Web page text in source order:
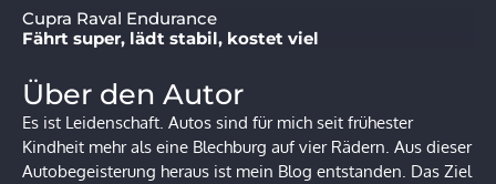
Cupra Raval Endurance
Fährt super, lädt stabil, kostet viel
Über den Autor
Es ist Leidenschaft. Autos sind für mich seit frühester
Kindheit mehr als eine Blechburg auf vier Rädern. Aus dieser
Autobegeisterung heraus ist mein Blog entstanden. Das Ziel